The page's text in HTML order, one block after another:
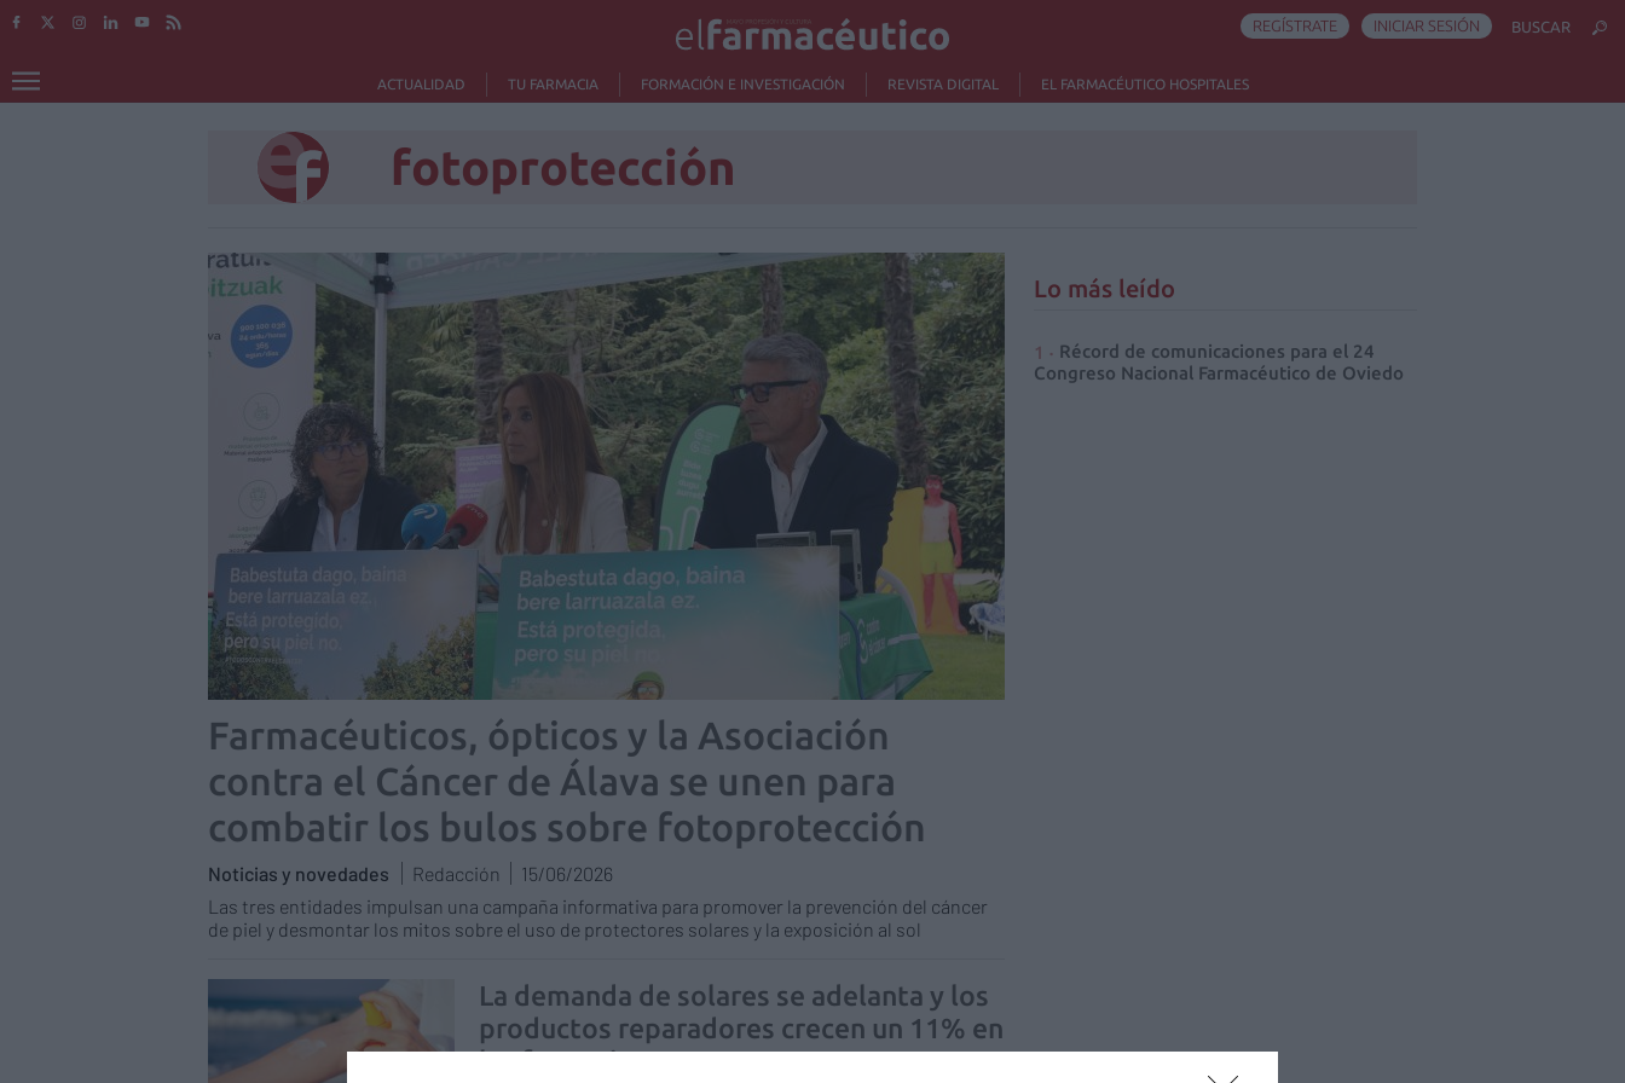
ACTUALIDAD TU FARMACIA FORMACIÓN E INVESTIGACIÓN REVISTA DIGITAL EL FARMACÉUTICO HOSPITALES
REGÍSTRATE INICIAR SESIÓN BUSCAR
fotoprotección
Farmacéuticos, ópticos y la Asociación
contra el Cáncer de Álava se unen para
combatir los bulos sobre fotoprotección
Noticias y novedades Redacción
15/06/2026
Las tres entidades impulsan una campaña informativa para promover la prevención del cáncer
de piel y desmontar los mitos sobre el uso de protectores solares y la exposición al sol
La demanda de solares se adelanta y los
productos reparadores crecen un 11% en
las farmacias
Lo más leído
Récord de comunicaciones para el 24
Congreso Nacional Farmacéutico de Oviedo